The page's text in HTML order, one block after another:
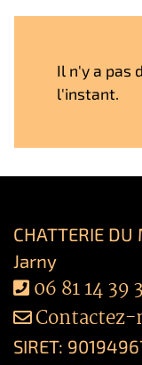
Il n'y a pas
l'instant.
CHATTERIE DU
Jarny
06 81 14 39
Contactez-
SIRET: